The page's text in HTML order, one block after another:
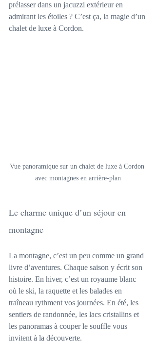
prélasser dans un jacuzzi extérieur en
admirant les étoiles ? C’est ça, la magie d’un
chalet de luxe à Cordon.
Vue panoramique sur un chalet de luxe à Cordon
avec montagnes en arrière-plan
Le charme unique d’un séjour en
montagne
La montagne, c’est un peu comme un grand
livre d’aventures. Chaque saison y écrit son
histoire. En hiver, c’est un royaume blanc
où le ski, la raquette et les balades en
traîneau rythment vos journées. En été, les
sentiers de randonnée, les lacs cristallins et
les panoramas à couper le souffle vous
invitent à la découverte.